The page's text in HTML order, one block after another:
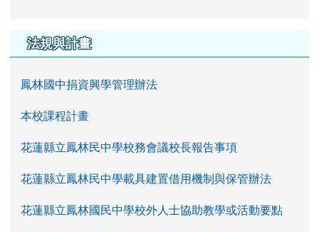
法規與計畫
鳳林國中捐資興學管理辦法
本校課程計畫
花蓮縣立鳳林民中學校務會議校長報告事項
花蓮縣立鳳林民中學載具建置借用機制與保管辦法
花蓮縣立鳳林國民中學校外人士協助教學或活動要點